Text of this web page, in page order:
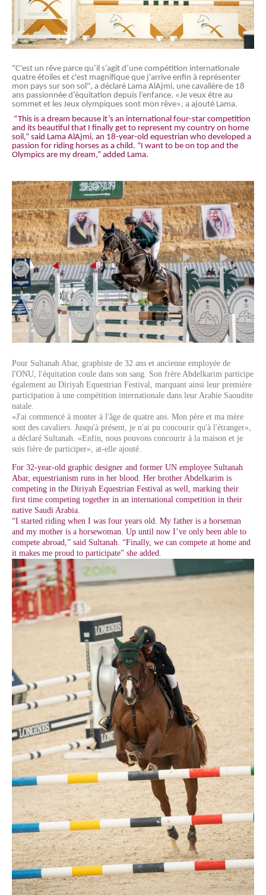
"C'est un rêve parce qu’il s’agit d’une compétition internationale
quatre étoiles et c'est magnifique que j'arrive enfin à représenter
mon pays sur son sol", a déclaré Lama AlAjmi, une cavalière de 18
ans passionnée d’équitation depuis l’enfance. «Je veux être au
sommet et les Jeux olympiques sont mon rêve», a ajouté Lama.
“This is a dream because it’s an international four-star competition
and its beautiful that I finally get to represent my country on home
soil,” said Lama AlAjmi, an 18-year-old equestrian who developed a
passion for riding horses as a child. “I want to be on top and the
Olympics are my dream,” added Lama.
Pour Sultanah Abar, graphiste de 32 ans et ancienne employée de
l'ONU, l'équitation coule dans son sang. Son frère Abdelkarim participe
également au Diriyah Equestrian Festival, marquant ainsi leur première
participation à une compétition internationale dans leur Arabie Saoudite
natale.
«J'ai commencé à monter à l'âge de quatre ans. Mon père et ma mère
sont des cavaliers. Jusqu'à présent, je n'ai pu concourir qu'à l'étranger»,
a déclaré Sultanah. «Enfin, nous pouvons concourir à la maison et je
suis fière de participer», at-elle ajouté.
For 32-year-old graphic designer and former UN employee Sultanah
Abar, equestrianism runs in her blood. Her brother Abdelkarim is
competing in the Diriyah Equestrian Festival as well, marking their
first time competing together in an international competition in their
native Saudi Arabia.
“I started riding when I was four years old. My father is a horseman
and my mother is a horsewoman. Up until now I’ve only been able to
compete abroad,” said Sultanah. “Finally, we can compete at home and
it makes me proud to participate” she added.